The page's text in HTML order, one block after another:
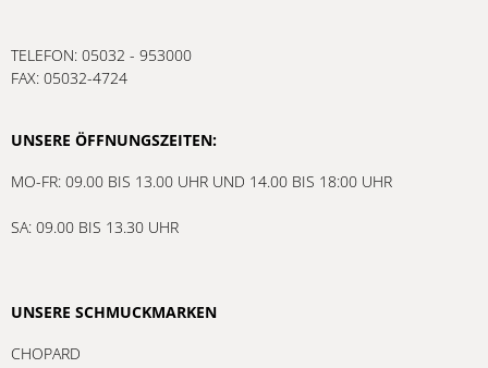
TELEFON: 05032 - 953000
FAX: 05032-4724
UNSERE ÖFFNUNGSZEITEN:
MO-FR: 09.00 BIS 13.00 UHR UND 14.00 BIS 18:00 UHR
SA: 09.00 BIS 13.30 UHR
UNSERE SCHMUCKMARKEN
CHOPARD